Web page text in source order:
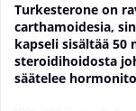
Turkesterone on
carthamoidesia,
kapseli sisältää
steroidihoidosta
säätelee